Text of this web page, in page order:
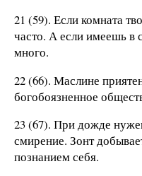
21 (59). Если комната
часто. А если имеешь в
много.
22 (66). Маслине
богобоязненное
23 (67). При дожде
смирение. Зонт
познанием себя.